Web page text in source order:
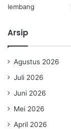
Arsip
Agustus 2026
Juli 2026
Juni 2026
Mei 2026
April 2026